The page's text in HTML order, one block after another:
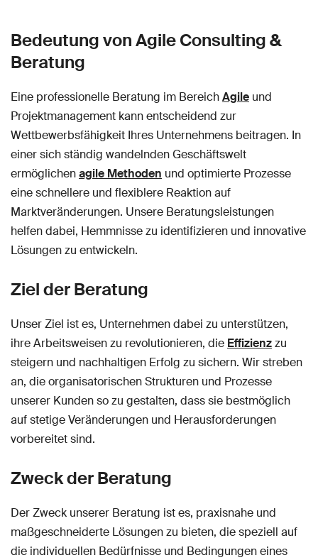
Bedeutung von Agile Consulting &
Beratung
Eine professionelle Beratung im BereichAgile und
Projektmanagement kann entscheidend zur
Wettbewerbsfähigkeit Ihres Unternehmens beitragen. In
einer sich ständig wandelnden Geschäftswelt
ermöglichenagile Methoden und optimierte Prozesse
eine schnellere und flexiblere Reaktion auf
Marktveränderungen. Unsere Beratungsleistungen
helfen dabei, Hemmnisse zu identifizieren und innovative
Lösungen zu entwickeln.
Ziel der Beratung
Unser Ziel ist es, Unternehmen dabei zu unterstützen,
ihre Arbeitsweisen zu revolutionieren, die Effizienzzu
steigern und nachhaltigen Erfolg zu sichern. Wir streben
an, die organisatorischen Strukturen und Prozesse
unserer Kunden so zu gestalten, dass sie bestmöglich
auf stetige Veränderungen und Herausforderungen
vorbereitet sind.
Zweck der Beratung
Der Zweck unserer Beratung ist es, praxisnahe und
maßgeschneiderte Lösungen zu bieten, die speziell auf
die individuellen Bedürfnisse und Bedingungen eines